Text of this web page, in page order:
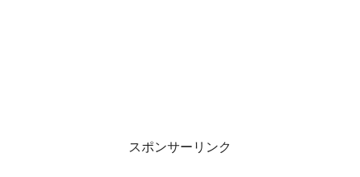
スポンサーリンク